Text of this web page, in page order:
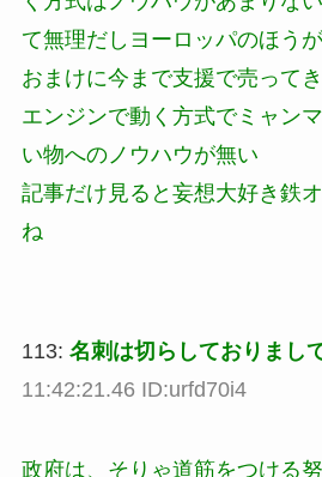
て無理だしヨーロッパのほう
おまけに今まで支援で売って
エンジンで動く方式でミャン
い物へのノウハウが無い
記事だけ見ると妄想大好き鉄
ね
113: 名刺は切らしておりまし
11:42:21.46 ID:urfd70i4
政府は、そりゃ道筋をつける